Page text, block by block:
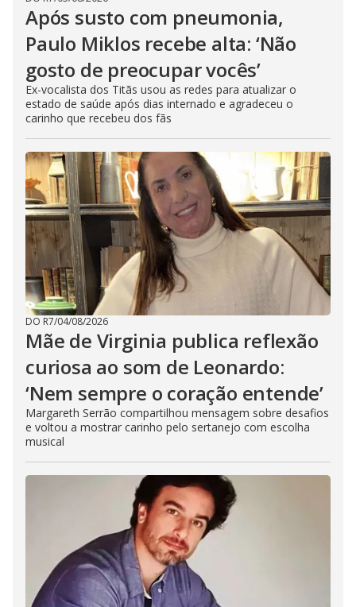
Após susto com pneumonia,
Paulo Miklos recebe alta: ‘Não
gosto de preocupar vocês’
Ex-vocalista dos Titãs usou as redes para atualizar o
estado de saúde após dias internado e agradeceu o
carinho que recebeu dos fãs
DO R7/04/08/2026
Mãe de Virginia publica reflexão
curiosa ao som de Leonardo:
‘Nem sempre o coração entende’
Margareth Serrão compartilhou mensagem sobre desafios
e voltou a mostrar carinho pelo sertanejo com escolha
musical